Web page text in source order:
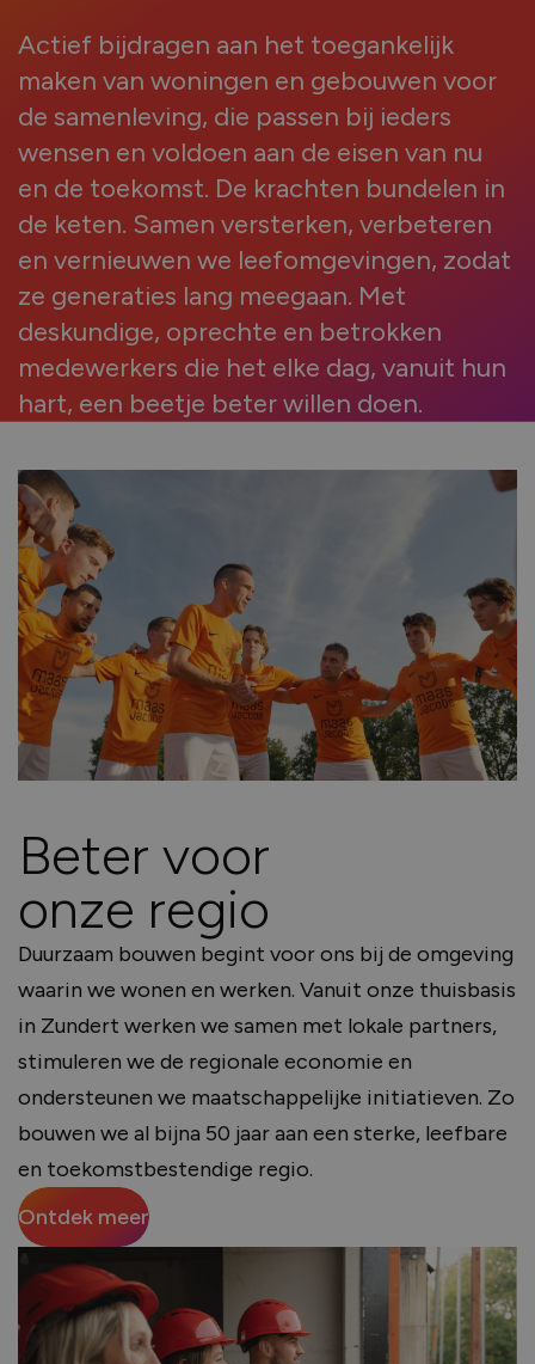
Actief bijdragen aan het toegankelijk
maken van woningen en gebouwen voor
de samenleving, die passen bij ieders
wensen en voldoen aan de eisen van nu
en de toekomst. De krachten bundelen in
de keten. Samen versterken, verbeteren
en vernieuwen we leefomgevingen, zodat
ze generaties lang meegaan. Met
deskundige, oprechte en betrokken
medewerkers die het elke dag, vanuit hun
hart, een beetje beter willen doen.
Beter voor
onze regio
Duurzaam bouwen begint voor ons bij de omgeving
waarin we wonen en werken. Vanuit onze thuisbasis
in Zundert werken we samen met lokale partners,
stimuleren we de regionale economie en
ondersteunen we maatschappelijke initiatieven. Zo
bouwen we al bijna 50 jaar aan een sterke, leefbare
en toekomstbestendige regio.
Ontdek meer